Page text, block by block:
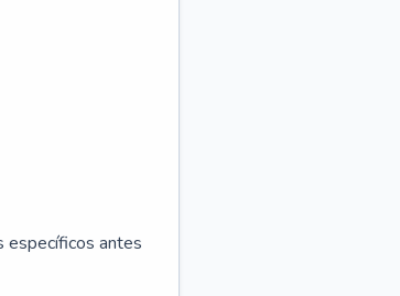
específicos antes